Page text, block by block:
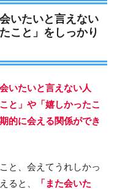
いたいと言えない
こと」をしっかり
いたいと言えない人
と」や「嬉しかったこ
的に会える関係ができ
と、会えてうれしかっ
ると、
「また会いた